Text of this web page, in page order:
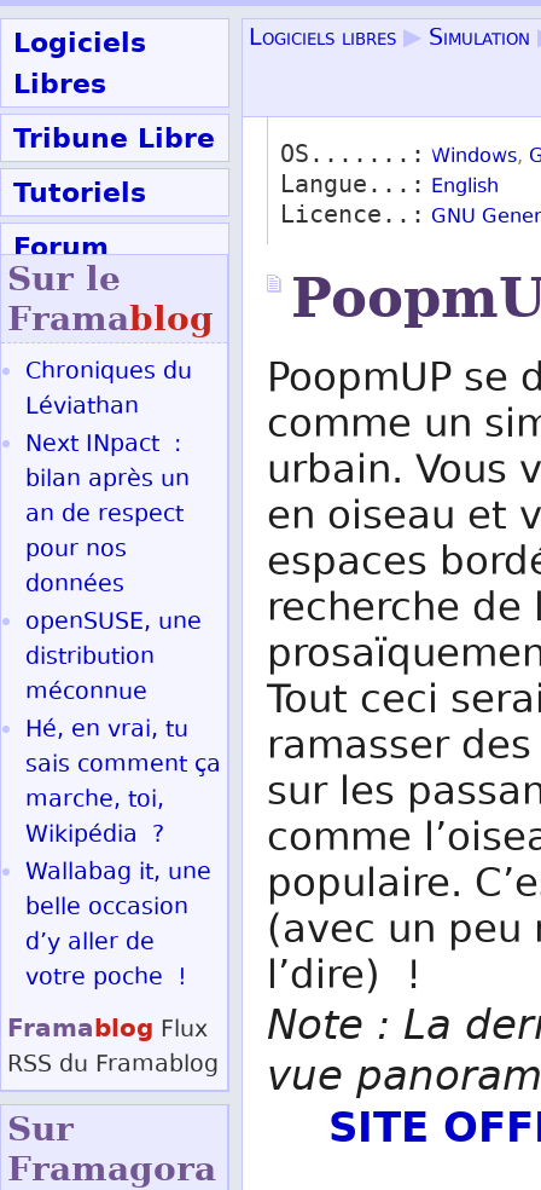
Logiciels
Libres
Tribune Libre
Tutoriels
Forum
Participer
Logiciels libres ▶ Simulation
OS.......: Windows,
Langue...: English
Licence..: GNU
PoopmUP
comme un
urbain. Vous
en oiseau et
espaces
recherche
Tout ceci
ramasser
sur les
comme
populaire.
(avec un
l’dire) !
Note : La
vue
SITE
Sur le
Framablog
Chroniques du
Léviathan
Next INpact :
bilan après un
an de respect
pour nos
données
openSUSE, une
distribution
méconnue
Hé, en vrai, tu
sais comment ça
marche, toi,
Wikipédia ?
Wallabag it, une
belle occasion
d’y aller de
votre poche !
Framablog Flux
RSS du Framablog
Sur
Framagora